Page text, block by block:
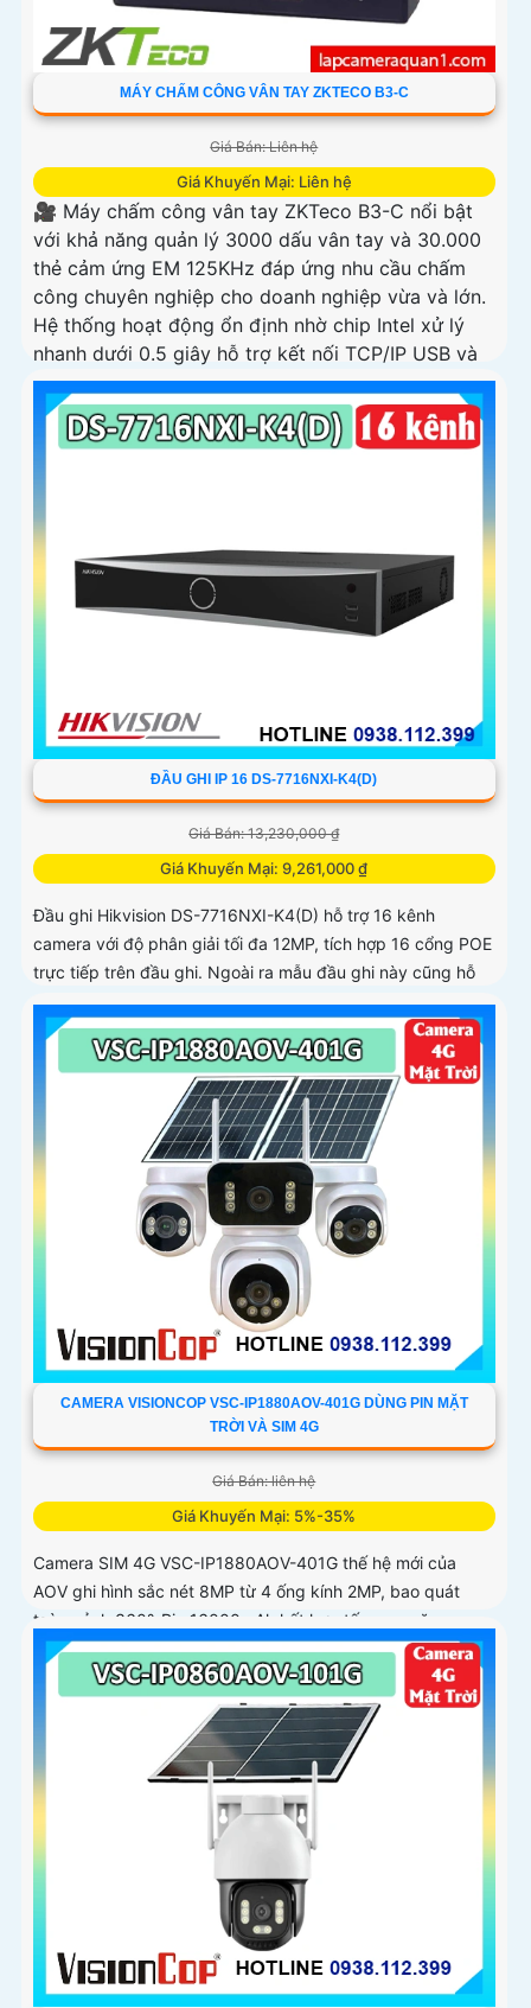
MÁY CHẤM CÔNG VÂN TAY ZKTECO B3-C
Giá Bán: Liên hệ
Giá Khuyến Mại: Liên hệ
🎥 Máy chấm công vân tay ZKTeco B3-C nổi bật
với khả năng quản lý 3000 dấu vân tay và 30.000
thẻ cảm ứng EM 125KHz đáp ứng nhu cầu chấm
công chuyên nghiệp cho doanh nghiệp vừa và lớn.
Hệ thống hoạt động ổn định nhờ chip Intel xử lý
nhanh dưới 0.5 giây hỗ trợ kết nối TCP/IP USB và
có thể liên kết máy in bill tiện lợi.
ĐẦU GHI IP 16 DS-7716NXI-K4(D)
Giá Bán: 13,230,000 ₫
Giá Khuyến Mại: 9,261,000 ₫
Đầu ghi Hikvision DS-7716NXI-K4(D) hỗ trợ 16 kênh
camera với độ phân giải tối đa 12MP, tích hợp 16 cổng POE
trực tiếp trên đầu ghi. Ngoài ra mẫu đầu ghi này cũng hỗ
trợ 4 ổ cứng tối đa 10TB/ổ, 16 kênh phát hiện
người/phương tiện cùng nhận diện khuôn mặt thông minh
CAMERA VISIONCOP VSC-IP1880AOV-401G DÙNG PIN MẶT
TRỜI VÀ SIM 4G
Giá Bán: liên hệ
Giá Khuyến Mại: 5%-35%
Camera SIM 4G VSC-IP1880AOV-401G thế hệ mới của
AOV ghi hình sắc nét 8MP từ 4 ống kính 2MP, bao quát
toàn cảnh 360°. Pin 16000mAh kết hợp tấm sạc năng
lượng mặt trời 15W giúp duy trì hoạt động ổn định